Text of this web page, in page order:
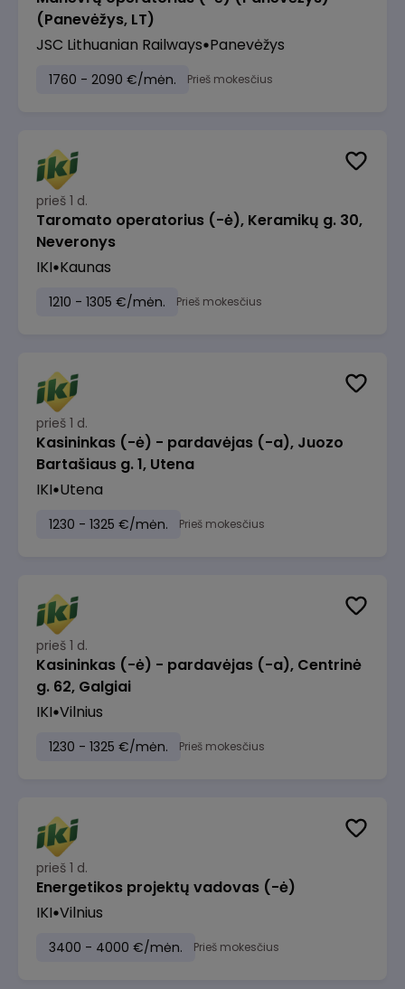
(Panevėžys, LT)
JSC Lithuanian Railways Panevėžys
1760 - 2090 €/mėn. Prieš mokesčius
prieš 1 d.
Taromato operatorius (-ė), Keramikų g. 30,
Neveronys
IKI Kaunas
1210 - 1305 €/mėn. Prieš mokesčius
prieš 1 d.
Kasininkas (-ė) - pardavėjas (-a), Juozo
Bartašiaus g. 1, Utena
IKI Utena
1230 - 1325 €/mėn. Prieš mokesčius
prieš 1 d.
Kasininkas (-ė) - pardavėjas (-a), Centrinė
g. 62, Galgiai
IKI Vilnius
1230 - 1325 €/mėn. Prieš mokesčius
prieš 1 d.
Energetikos projektų vadovas (-ė)
IKI Vilnius
3400 - 4000 €/mėn. Prieš mokesčius